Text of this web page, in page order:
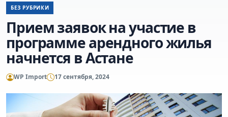
БЕЗ РУБРИКИ
Прием заявок на участие в
программе арендного жилья
начнется в Астане
WP Import 17 сентября, 2024